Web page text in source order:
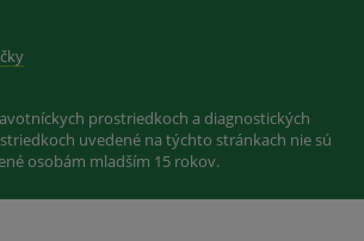
prostriedkoch a diagnostických
uvedené na týchto stránkach nie sú
osobám mladším 15 rokov.